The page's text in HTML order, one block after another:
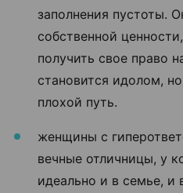
заполнения пустоты.
собственной
получить свое право
становится идолом,
плохой путь.
женщины с
вечные отличницы, у
идеально и в семье, и